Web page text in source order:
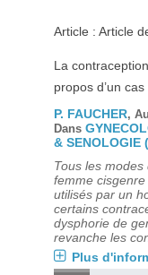
Article : Article
La
propos d’un
P. FAUCHER,
Dans
& SENOLOGIE
Tous les
femme
utilisés par un
certains
dysphorie de
revanche les
Plus